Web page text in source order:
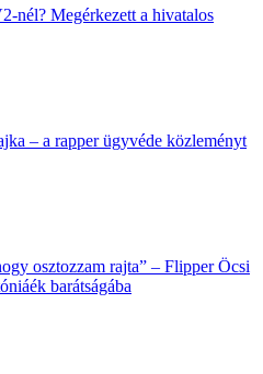
nél? Megérkezett a hivatalos
– a rapper ügyvéde közleményt
osztozzam rajta” – Flipper Öcsi
barátságába